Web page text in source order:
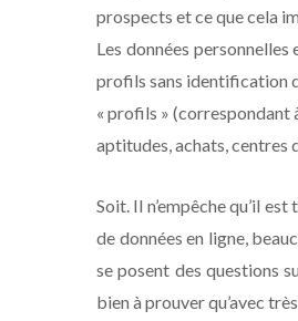
prospects et ce que cela
Les données
profils sans identification
« profils » (correspondant
aptitudes, achats, centres
Soit. Il n’empêche qu’il
de données en ligne,
se posent des questions
bien à prouver qu’avec